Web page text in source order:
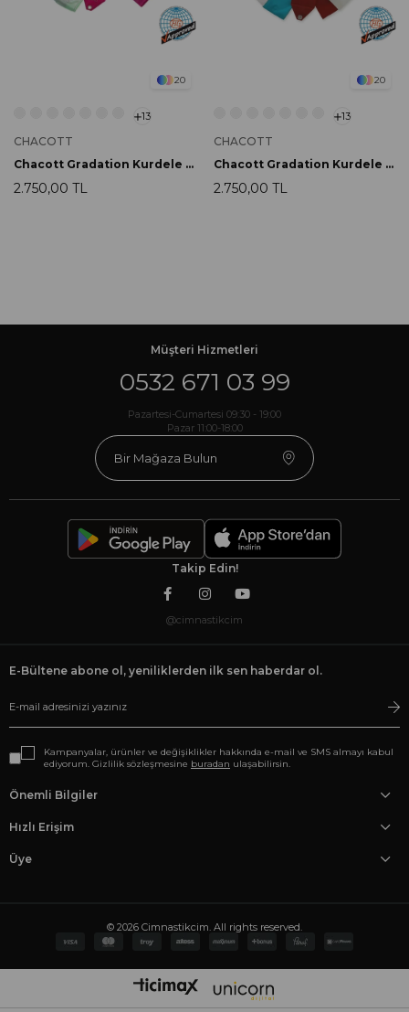
20
13
CHACOTT
Chacott Gradation Kurdele 6m 750 Coral FIG Onaylı
2.750,00 TL
20
13
CHACOTT
Chacott Gradation Kurdele 6m 753 Strawberry FIG Onaylı
2.750,00 TL
Müşteri Hizmetleri
0532 671 03 99
Pazartesi-Cumartesi 09:30 - 19:00
Pazar 11:00-18:00
Bir Mağaza Bulun
Takip Edin!
@cimnastikcim
E-Bültene abone ol, yeniliklerden ilk sen haberdar ol.
Kampanyalar, ürünler ve değişiklikler hakkında e-mail ve SMS almayı kabul
ediyorum. Gizlilik sözleşmesine buradan ulaşabilirsin.
Önemli Bilgiler
Hızlı Erişim
Üye
© 2026 Cimnastikcim. All rights reserved.